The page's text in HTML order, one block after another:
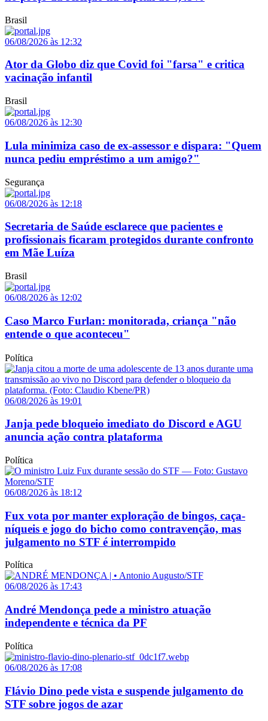
Brasil
06/08/2026 às 12:32
Ator da Globo diz que Covid foi "farsa" e critica
vacinação infantil
Brasil
06/08/2026 às 12:30
Lula minimiza caso de ex-assessor e dispara: "Quem
nunca pediu empréstimo a um amigo?"
Segurança
06/08/2026 às 12:18
Secretaria de Saúde esclarece que pacientes e
profissionais ficaram protegidos durante confronto
em Mãe Luíza
Brasil
06/08/2026 às 12:02
Caso Marco Furlan: monitorada, criança "não
entende o que aconteceu"
Política
06/08/2026 às 19:01
Janja pede bloqueio imediato do Discord e AGU
anuncia ação contra plataforma
Política
06/08/2026 às 18:12
Fux vota por manter exploração de bingos, caça-
níqueis e jogo do bicho como contravenção, mas
julgamento no STF é interrompido
Política
06/08/2026 às 17:43
André Mendonça pede a ministro atuação
independente e técnica da PF
Política
06/08/2026 às 17:08
Flávio Dino pede vista e suspende julgamento do
STF sobre jogos de azar